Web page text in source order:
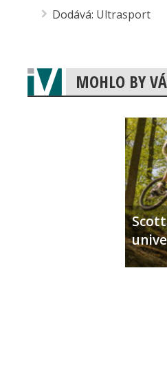
Dodává: Ultrasport
MOHLO BY